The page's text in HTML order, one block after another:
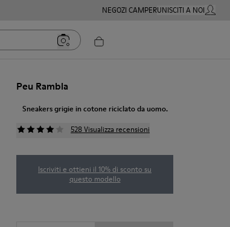
NEGOZI CAMPERUNISCITI A NOIMIO
Peu Rambla
Sneakers grigie in cotone riciclato da uomo.
528 Visualizza recensioni
Iscriviti e ottieni il 10% di sconto su
questo modello